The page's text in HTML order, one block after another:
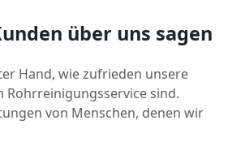
über uns sagen
Hand, wie zufrieden unsere
Rohrreinigungsservice sind.
von Menschen, denen wir